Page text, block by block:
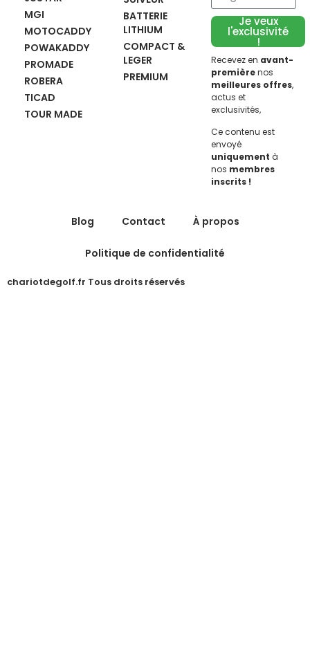
MGI
MOTOCADDY
POWAKADDY
PROMADE
ROBERA
TICAD
TOUR MADE
BATTERIE
LITHIUM
COMPACT &
LEGER
PREMIUM
Je veux
l'exclusivité
!
Recevez en avant-
premièrenos
meilleures offres,
actus et
exclusivités,
Ce contenu est
envoyé
uniquement à
nos membres
inscrits !
chariotdegolf.fr Tous droits réservés
Blog Contact À propos
Politique de confidentialité